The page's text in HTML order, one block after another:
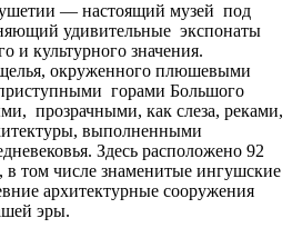
— настоящий музей под
удивительные экспонаты
и культурного значения.
окруженного плюшевыми
горами Большого
прозрачными, как слеза, реками,
выполненными
Здесь расположено 92
в том числе знаменитые ингушские
архитектурные сооружения
эры.